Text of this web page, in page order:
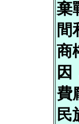
棄
間
商
因
費
民